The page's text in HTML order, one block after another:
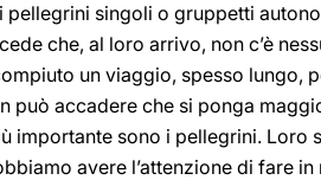
singoli o gruppetti
che, al loro arrivo, non c’è
un viaggio, spesso lungo,
può accadere che si ponga
importante sono i pellegrini. Loro
avere l’attenzione di fare in